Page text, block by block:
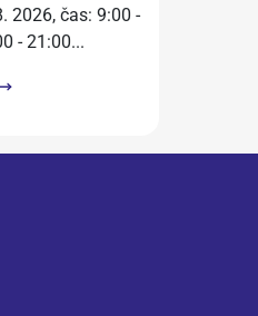
2026, čas: 9:00 -
- 21:00...